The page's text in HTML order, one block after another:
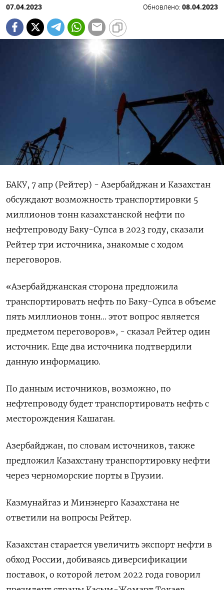
07.04.2023 Обновлено: 08.04.2023
БАКУ, 7 апр (Рейтер) - Азербайджан и Казахстан
обсуждают возможность транспортировки 5
миллионов тонн казахстанской нефти по
нефтепроводу Баку-Супса в 2023 году, сказали
Рейтер три источника, знакомые с ходом
переговоров.
«Азербайджанская сторона предложила
транспортировать нефть по Баку-Супса в объеме
пять миллионов тонн... этот вопрос является
предметом переговоров», - сказал Рейтер один
источник. Еще два источника подтвердили
данную информацию.
По данным источников, возможно, по
нефтепроводу будет транспортировать нефть с
месторождения Кашаган.
Азербайджан, по словам источников, также
предложил Казахстану транспортировку нефти
через черноморские порты в Грузии.
Казмунайгаз и Минэнерго Казахстана не
ответили на вопросы Рейтер.
Казахстан старается увеличить экспорт нефти в
обход России, добиваясь диверсификации
поставок, о которой летом 2022 года говорил